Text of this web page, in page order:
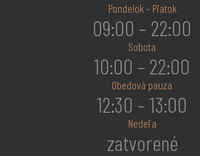
Pondelok – Piatok
09:00 – 22:00
Sobota
10:00 – 22:00
Obedová pauza
12:30 – 13:00
Nedeľa
zatvorené